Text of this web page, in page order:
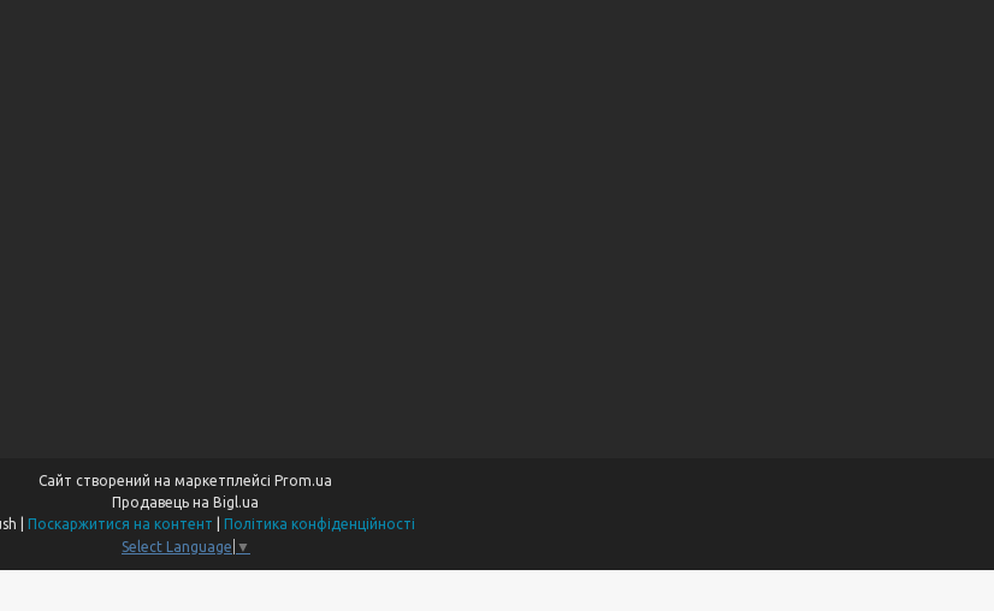
Сайт створений на маркетплейсі Prom.ua
Продавець на Bigl.ua
Поскаржитися на контент
Політика конфіденційності
Select Language ▼